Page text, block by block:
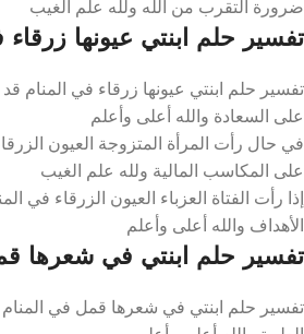
ضرورة التقرب من الله ولله علم الغيب
تفسير حلم ابنتي عيونها زرقاء
تفسير حلم ابنتي عيونها زرقاء في المنام
على السعادة والله أعلى وأعلم
في حال رأت المرأة المتزوجة العيون
على المكاسب المالية ولله علم الغيب
إذا رأت الفتاة العزباء العيون الزرقاء في
الأهداف والله أعلى وأعلم
تفسير حلم ابنتي في شعرها
تفسير حلم ابنتي في شعرها قمل في المنام